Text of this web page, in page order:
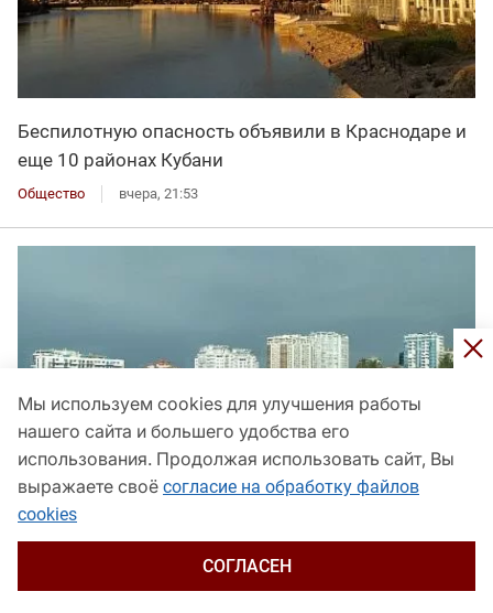
Беспилотную опасность объявили в Краснодаре и
еще 10 районах Кубани
Общество вчера, 21:53
Сочи стал лидером по росту цен на строящееся
Мы используем cookies для улучшения работы
нашего сайта и большего удобства его
использования. Продолжая использовать сайт, Вы
выражаете своё согласие на обработку файлов
cookies
СОГЛАСЕН